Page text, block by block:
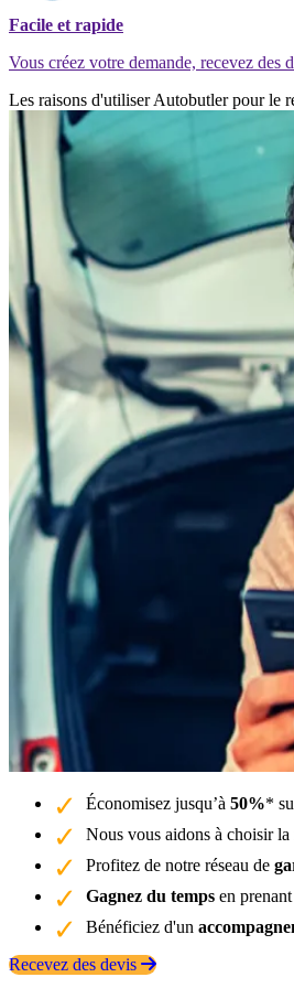
Facile et rapide
Vous créez votre demande, recevez des
Les raisons d'utiliser Autobutler pour le
Économisez jusqu’à 50%*
Nous vous aidons à choisir la
Profitez de notre réseau de
Gagnez du temps en
Bénéficiez d'un
Recevez des devis